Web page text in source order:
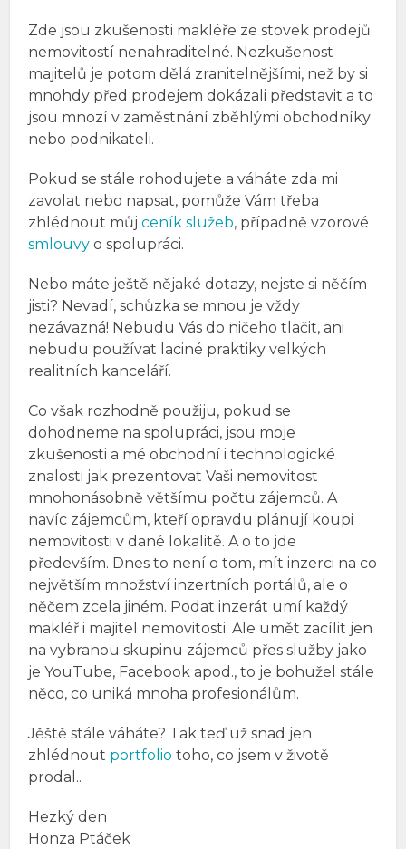
Zde jsou zkušenosti makléře ze stovek prodejů
nemovitostí nenahraditelné. Nezkušenost
majitelů je potom dělá zranitelnějšími, než by si
mnohdy před prodejem dokázali představit a to
jsou mnozí v zaměstnání zběhlými obchodníky
nebo podnikateli.
Pokud se stále rohodujete a váháte zda mi
zavolat nebo napsat, pomůže Vám třeba
zhlédnout můjceník služeb, případně vzorové
smlouvy o spolupráci.
Nebo máte ještě nějaké dotazy, nejste si něčím
jisti? Nevadí, schůzka se mnou je vždy
nezávazná! Nebudu Vás do ničeho tlačit, ani
nebudu používat laciné praktiky velkých
realitních kanceláří.
Co však rozhodně použiju, pokud se
dohodneme na spolupráci, jsou moje
zkušenosti a mé obchodní i technologické
znalosti jak prezentovat Vaši nemovitost
mnohonásobně většímu počtu zájemců. A
navíc zájemcům, kteří opravdu plánují koupi
nemovitosti v dané lokalitě. A o to jde
především. Dnes to není o tom, mít inzerci na co
největším množství inzertních portálů, ale o
něčem zcela jiném. Podat inzerát umí každý
makléř i majitel nemovitosti. Ale umět zacílit jen
na vybranou skupinu zájemců přes služby jako
je YouTube, Facebook apod., to je bohužel stále
něco, co uniká mnoha profesionálům.
Jěště stále váháte? Tak teď už snad jen
zhlédnout portfolio toho, co jsem v životě
prodal..
Hezký den
Honza Ptáček